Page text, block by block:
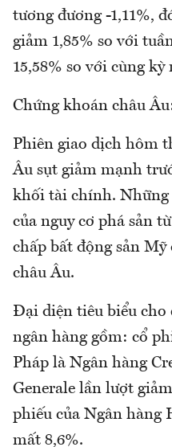
tương đương -1,11%,
giảm 1,85% so với
15,58% so với cùng
Chứng khoán châu
Phiên giao dịch hôm
Âu sụt giảm mạnh
khối tài chính. Những
của nguy cơ phá sản
chấp bất động sản
châu Âu.
Đại diện tiêu biểu cho
ngân hàng gồm: cổ
Pháp là Ngân hàng
Generale lần lượt
phiếu của Ngân hàng
mất 8,6%.